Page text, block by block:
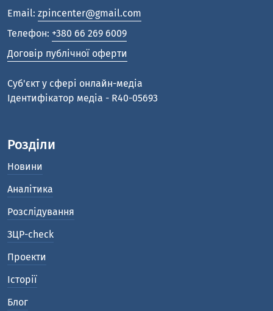
Email: zpincenter@gmail.com
Телефон: +380 66 269 6009
Договір публічної оферти
Cуб'єкт у сфері онлайн-медіа
Ідентифікатор медіа - R40-05693
Розділи
Новини
Аналітика
Розслідування
ЗЦР-check
Проекти
Історії
Блог